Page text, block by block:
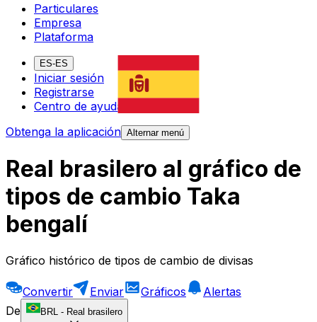
Particulares
Empresa
Plataforma
ES-ES
Iniciar sesión
Registrarse
Centro de ayuda
Obtenga la aplicación Alternar menú
Real brasilero al gráfico de
tipos de cambio Taka
bengalí
Gráfico histórico de tipos de cambio de divisas
Convertir Enviar Gráficos
Alertas
De
BRL - Real brasilero